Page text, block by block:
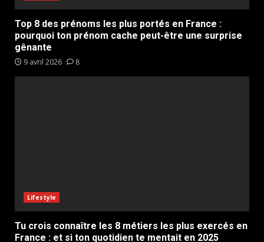
Top 8 des prénoms les plus portés en France :
pourquoi ton prénom cache peut-être une surprise
gênante
9 avril 2026 8
Lifestyle
Tu crois connaître les 8 métiers les plus exercés en
France : et si ton quotidien te mentait en 2025